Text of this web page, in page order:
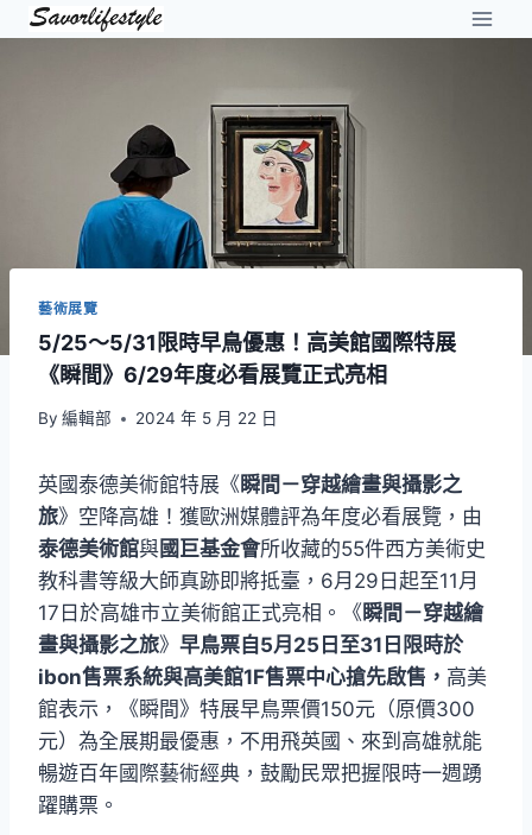
Skip
藝術展覽
5/25～5/31限時早鳥優惠！高美館國際特展
《瞬間》6/29年度必看展覽正式亮相
By 編輯部 2024 年 5 月 22 日
英國泰德美術館特展《 瞬間－穿越繪畫與攝影之
旅》空降高雄！獲歐洲媒體評為年度必看展覽，由
泰德美術館與國巨基金會所收藏的55件西方美術史
教科書等級大師真跡即將抵臺，6月29日起至11月
17日於高雄市立美術館正式亮相。《 瞬間－穿越繪
畫與攝影之旅》 早鳥票自5月25日至31日限時於
ibon售票系統與高美館1F售票中心搶先啟售， 高美
館表示，《瞬間》特展早鳥票價150元（原價300
元）為全展期最優惠，不用飛英國、來到高雄就能
暢遊百年國際藝術經典，鼓勵民眾把握限時一週踴
躍購票。